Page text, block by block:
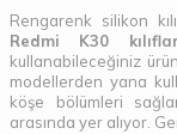
Rengarenk silikon
Redmi K30
kullanabileceğiniz
modellerden yana
köşe bölümleri
arasında yer alıyor.